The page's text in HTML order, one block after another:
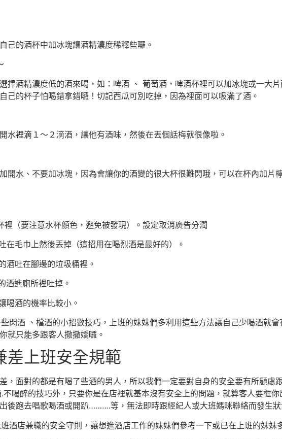
己的酒杯中加冰塊讓酒精濃度稀釋些囉。
擇酒精濃度低的酒來喝，如：啤酒 、 葡萄酒，啤酒杯裡可以加冰塊或一大
己的杯子怕喝錯拿錯囉！切記西瓜可別吃掉，因為裡面可以吸滿了酒。
水裡滴１～２滴酒，讓他有酒味，然後在丟個話梅就很像啦。
開水、不要加冰塊，因為會讓你的酒變的很大杯很難閃哦，可以在杯內加片
裡（要注意水杯顏色，避免被發現）。設定取消廣告分潤
在毛巾上然後丟掉（這招用在喝烈酒是最好的）。
酒吐在腳邊的垃圾桶裡。
酒進廁所裡吐掉。
喝酒的機率比較小。
閃酒 、檔酒的小招數技巧，上班的妹妹們多利用這些方法讓自己少喝酒就
就只能多跟客人撒撒嬌囉。
差上班安全規範
，面對的都是有喝了些酒的男人，所以我們一定要對自身的安全要有所顧慮
喝醉的技巧外，只要你是在店裡就基本沒有安全上的問題，就算客人要框
後跑去唱歌喝酒或開趴……….等，無法即時跟經紀人或大班媽咪聯絡而發生狀
酒店兼職的安全守則，讓想進酒店工作的妹妹們參考一下或已在上班的妹妹